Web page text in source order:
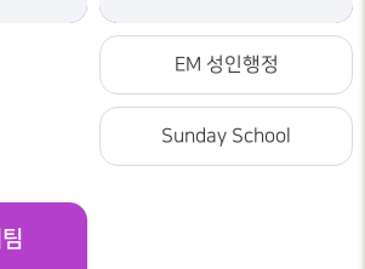
EM 성인행정
Sunday School